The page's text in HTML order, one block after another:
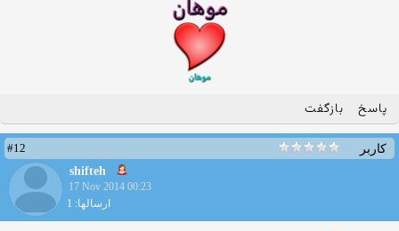
پاسخ بازگفت
کاربر
#12
shifteh
17 Nov 2014 00:23
ارسالها: 1